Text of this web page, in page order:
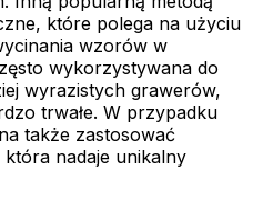
które polega na użyciu
wzorów w
wykorzystywana do
wyrazistych grawerów,
trwałe. W przypadku
także zastosować
nadaje unikalny